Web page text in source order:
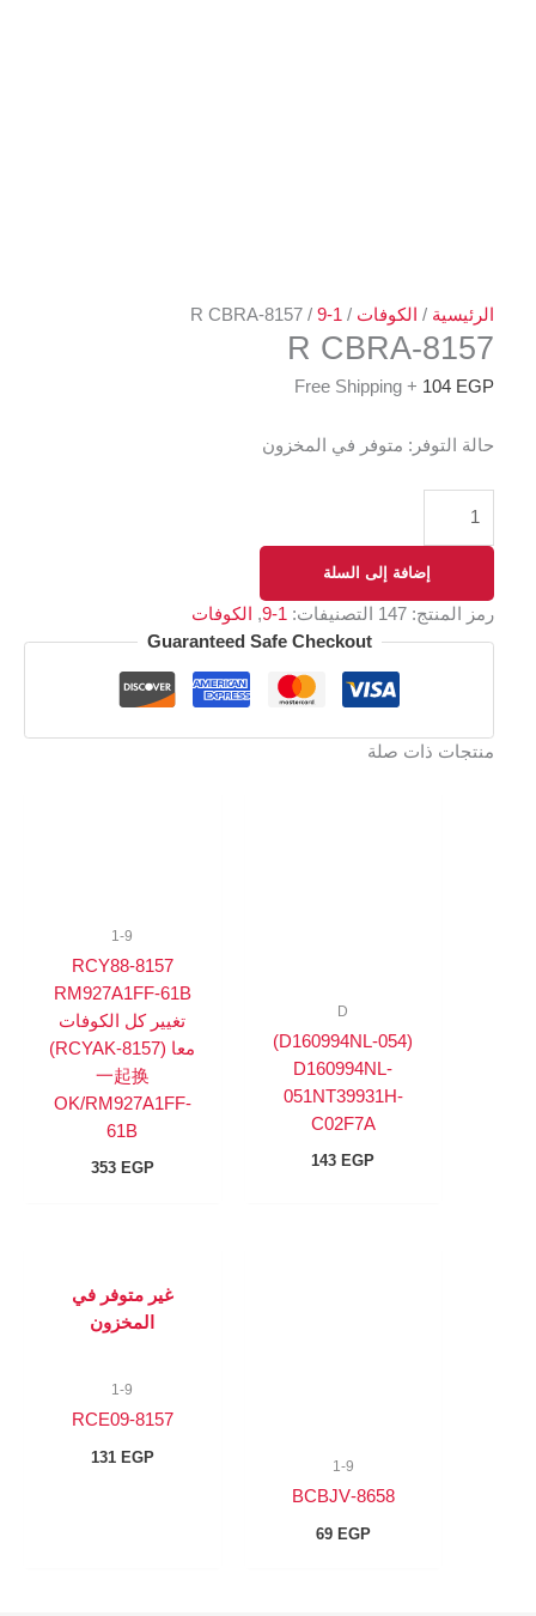
الرئيسية / الكوفات /
1-9
/ 8157-R CBRA
8157-R CBRA
104 EGP
+ Free Shipping
حالة التوفر: متوفر في المخزون
إضافة إلى السلة
رمز المنتج: 147 التصنيفات: 1-9
,
الكوفات
Guaranteed Safe Checkout
منتجات ذات صلة
D
(D160994NL-054)
D160994NL-
051NT39931H-
C02F7A
143 EGP
1-9
8157-RCY88
RM927A1FF-61B
تغيير كل الكوفات
معا (RCYAK-8157)
一起换
OK/RM927A1FF-
61B
353 EGP
1-9
8658-BCBJV
69 EGP
غير متوفر في
المخزون
1-9
8157-RCE09
131 EGP